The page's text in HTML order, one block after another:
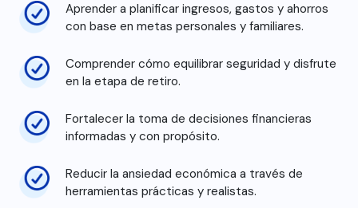
Aprender a planificar ingresos, gastos y ahorros
con base en metas personales y familiares.
Comprender cómo equilibrar seguridad y disfrute
en la etapa de retiro.
Fortalecer la toma de decisiones financieras
informadas y con propósito.
Reducir la ansiedad económica a través de
herramientas prácticas y realistas.